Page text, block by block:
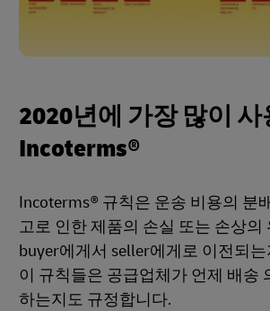
2020년에 가장 많이
Incoterms®
Incoterms® 규칙은 운송 비용의 분
고로 인한 제품의 손실 또는 손상의
buyer에게서 seller에게로 이전되
이 규칙들은 공급업체가 언제 배송
하는지도 규정합니다.